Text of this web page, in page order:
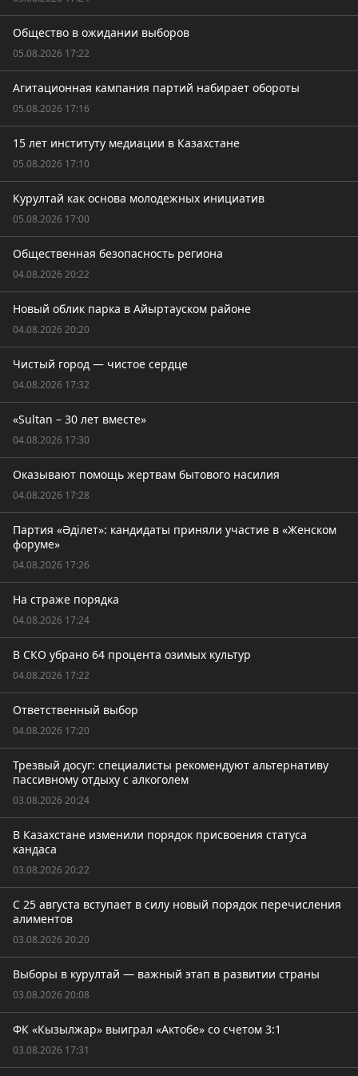
Общество в ожидании выборов
05.08.2026 17:22
Агитационная кампания партий набирает обороты
05.08.2026 17:16
15 лет институту медиации в Казахстане
05.08.2026 17:10
Курултай как основа молодежных инициатив
05.08.2026 17:00
Общественная безопасность региона
04.08.2026 20:22
Новый облик парка в Айыртауском районе
04.08.2026 20:20
Чистый город — чистое сердце
04.08.2026 17:32
«Sultan – 30 лет вместе»
04.08.2026 17:30
Оказывают помощь жертвам бытового насилия
04.08.2026 17:28
Партия «Әділет»: кандидаты приняли участие в «Женском
форуме»
04.08.2026 17:26
На страже порядка
04.08.2026 17:24
В СКО убрано 64 процента озимых культур
04.08.2026 17:22
Ответственный выбор
04.08.2026 17:20
Трезвый досуг: специалисты рекомендуют альтернативу
пассивному отдыху с алкоголем
03.08.2026 20:24
В Казахстане изменили порядок присвоения статуса
кандаса
03.08.2026 20:22
С 25 августа вступает в силу новый порядок перечисления
алиментов
03.08.2026 20:20
Выборы в курултай — важный этап в развитии страны
03.08.2026 20:08
ФК «Кызылжар» выиграл «Актобе» со счетом 3:1
03.08.2026 17:31